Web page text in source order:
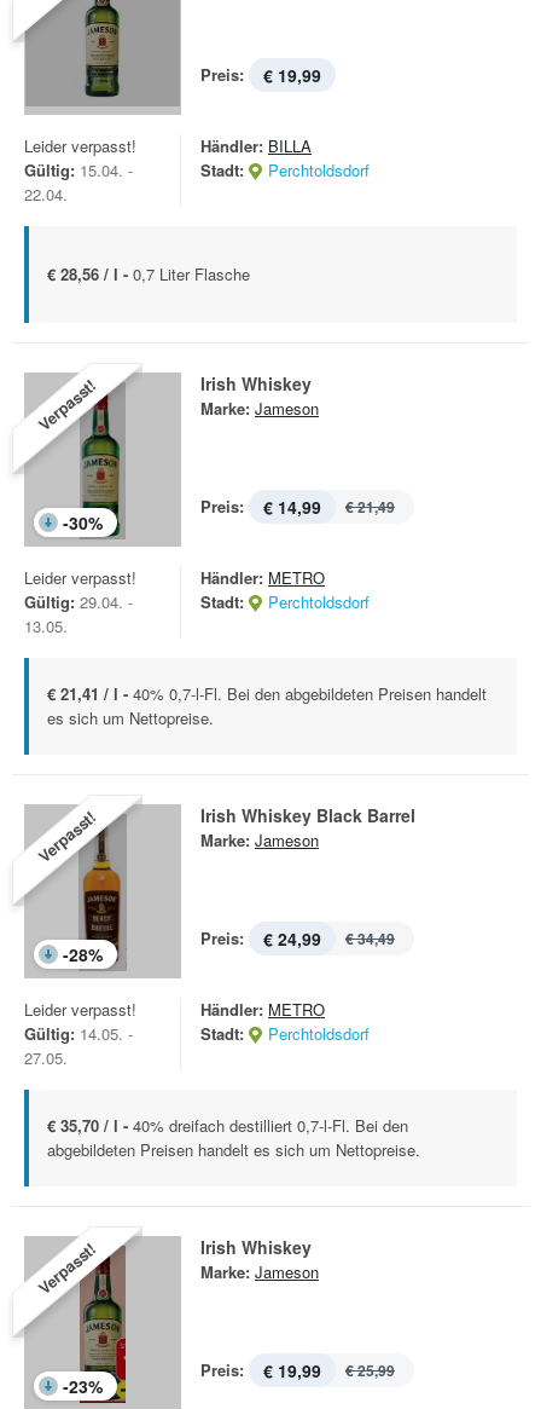
Preis: € 19,99
Leider verpasst!
Gültig: 15.04. -
22.04.
Händler: BILLA
Stadt:
Perchtoldsdorf
€ 28,56 / l - 0,7 Liter Flasche
Verpasst!
-30%
Irish Whiskey
Marke: Jameson
Preis: € 14,99 € 21,49
Leider verpasst!
Gültig: 29.04. -
13.05.
Händler: METRO
Stadt:
Perchtoldsdorf
€ 21,41 / l - 40% 0,7-l-Fl. Bei den abgebildeten Preisen handelt
es sich um Nettopreise.
Verpasst!
-28%
Irish Whiskey Black Barrel
Marke: Jameson
Preis: € 24,99 € 34,49
Leider verpasst!
Gültig: 14.05. -
27.05.
Händler: METRO
Stadt:
Perchtoldsdorf
€ 35,70 / l - 40% dreifach destilliert 0,7-l-Fl. Bei den
abgebildeten Preisen handelt es sich um Nettopreise.
Verpasst!
-23%
Irish Whiskey
Marke: Jameson
Preis: € 19,99 € 25,99